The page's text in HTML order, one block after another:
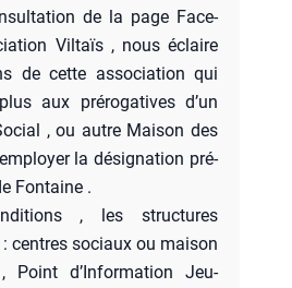
de la page Face­
Vil­taïs , nous éclaire
de cette asso­cia­tion qui
aux pré­ro­ga­tives d’un
, ou autre Mai­son des
la dési­gna­tion pré­
Fon­taine .
, les struc­tures
centres sociaux ou mai­son
Point d’In­for­ma­tion Jeu­